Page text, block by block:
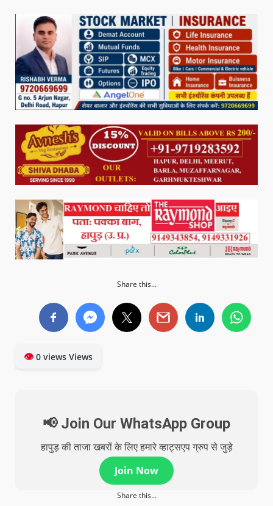
Share this...
👁0 views Views
📢 Join Our WhatsApp Group
हापुड़ की ताजा खबरों के लिए हमारे व्हाट्सएप ग्रुप से जुड़े
Join Now
Share this...